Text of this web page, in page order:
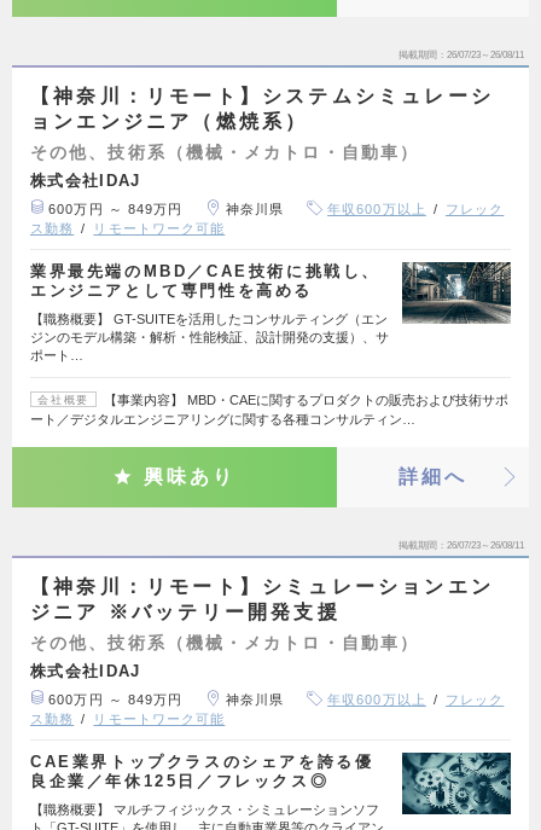
掲載期間 26/07/23～26/08/11
【神奈川：リモート】システムシミュレーシ
ョンエンジニア（燃焼系）
その他、技術系（機械・メカトロ・自動車）
株式会社IDAJ
600万円 ～ 849万円 神奈川県 年収600万以上
フレック
ス勤務
リモートワーク可能
業界最先端のMBD／CAE技術に挑戦し、
エンジニアとして専門性を高める
【職務概要】 GT-SUITEを活用したコンサルティング（エン
ジンのモデル構築・解析・性能検証、設計開発の支援）、サ
ポート…
会社概要
【事業内容】 MBD・CAEに関するプロダクトの販売および技術サポ
ート／デジタルエンジニアリングに関する各種コンサルティン…
興味あり 詳細へ
掲載期間 26/07/23～26/08/11
【神奈川：リモート】シミュレーションエン
ジニア ※バッテリー開発支援
その他、技術系（機械・メカトロ・自動車）
株式会社IDAJ
600万円 ～ 849万円 神奈川県 年収600万以上
フレック
ス勤務
リモートワーク可能
CAE業界トップクラスのシェアを誇る優
良企業／年休125日／フレックス◎
【職務概要】 マルチフィジックス・シミュレーションソフ